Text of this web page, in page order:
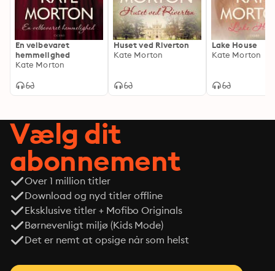
En velbevaret
hemmelighed
Kate Morton
Huset ved Riverton
Kate Morton
Lake House
Kate Morton
Vælg dit
abonnement
Over 1 million titler
Download og nyd titler offline
Eksklusive titler + Mofibo Originals
Børnevenligt miljø (Kids Mode)
Det er nemt at opsige når som helst